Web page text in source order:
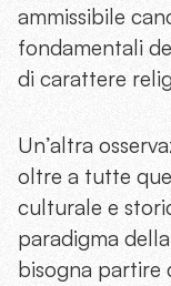
ammissibile
fondamentali
di carattere
Un’altra
oltre a tutte
culturale e
paradigma della
bisogna partire